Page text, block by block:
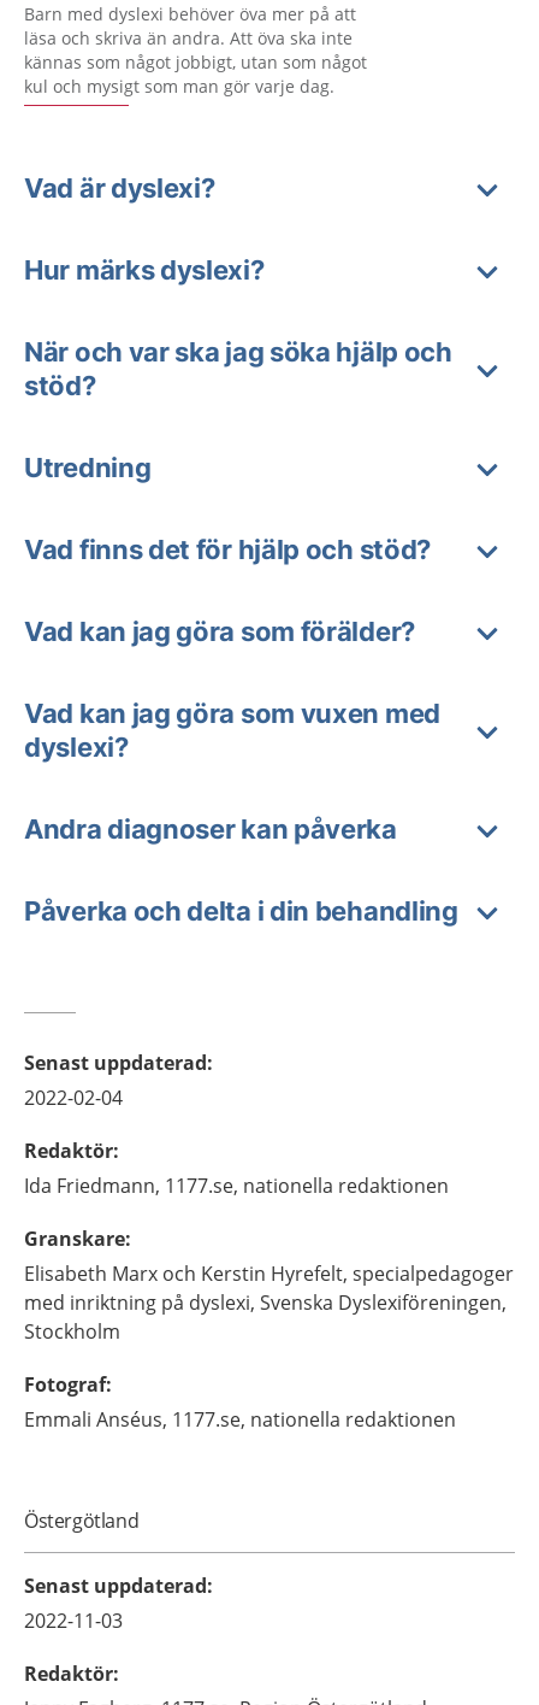
Barn med dyslexi behöver öva mer på att
läsa och skriva än andra. Att öva ska inte
kännas som något jobbigt, utan som något
kul och mysigt som man gör varje dag.
Vad är dyslexi?
Hur märks dyslexi?
När och var ska jag söka hjälp och
stöd?
Utredning
Vad finns det för hjälp och stöd?
Vad kan jag göra som förälder?
Vad kan jag göra som vuxen med
dyslexi?
Andra diagnoser kan påverka
Påverka och delta i din behandling
Senast uppdaterad:
2022-02-04
Redaktör:
Ida Friedmann, 1177.se, nationella redaktionen
Granskare:
Elisabeth Marx och Kerstin Hyrefelt, specialpedagoger
med inriktning på dyslexi, Svenska Dyslexiföreningen,
Stockholm
Fotograf:
Emmali Anséus, 1177.se, nationella redaktionen
Östergötland
Senast uppdaterad:
2022-11-03
Redaktör: